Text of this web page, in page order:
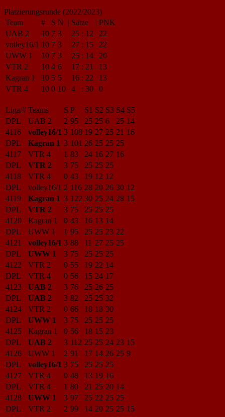
Platzierungsrunde (2022/2023)
Team
# S N | Sätze | PNK
UAB 2
10 7 3 25 : 12
22
volley16/1 10 7 3 27 : 15
22
UWW 1
10 7 3 25 : 14
20
VTR 2
10 4 6 17 : 21
13
Kagran 1
10 5 5 16 : 22
13
VTR 4
10 0 10 4 : 30 0
Liga/# Teams S P S1 S2 S3 S4 S5
DPL
UAB 2 2 95 25 25 6 25 14
4116
volley16/1 3 108 19 27 25 21 16
DPL
Kagran 1 3 101 26 25 25 25
4117
VTR 4 1 83 24 16 27 16
DPL
VTR 2 3 75 25 25 25
4118
VTR 4 0 43 19 12 12
DPL
volley16/1 2 116 28 20 26 30 12
4119
Kagran 1 3 122 30 25 24 28 15
DPL
VTR 2 3 75 25 25 25
4120
Kagran 1 0 43 16 13 14
DPL
UWW 1 1 95 25 25 23 22
4121
volley16/1 3 88 11 27 25 25
DPL
UWW 1 3 75 25 25 25
4122
VTR 2 0 55 19 22 14
DPL
VTR 4 0 56 15 24 17
4123
UAB 2 3 76 25 26 25
DPL
UAB 2 3 82 25 25 32
4124
VTR 2 0 66 18 18 30
DPL
UWW 1 3 75 25 25 25
4125
Kagran 1 0 56 18 15 23
DPL
UAB 2 3 112 25 25 24 23 15
4126
UWW 1 2 91 17 14 26 25 9
DPL
volley16/1 3 75 25 25 25
4127
VTR 4 0 48 13 19 16
DPL
VTR 4 1 80 21 25 20 14
4128
UWW 1 3 97 25 22 25 25
DPL
VTR 2 2 99 14 20 25 25 15